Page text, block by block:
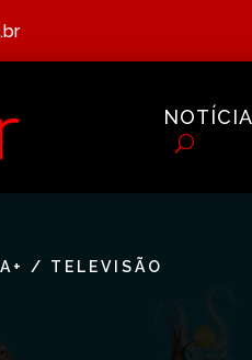
/ TELEVISÃO